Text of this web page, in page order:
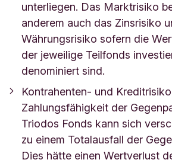
unterliegen. Das Marktrisiko
anderem auch das Zinsrisiko
Währungsrisiko sofern die
der jeweilige Teilfonds
denominiert sind.
Kontrahenten- und
Zahlungsfähigkeit der
Triodos Fonds kann sich
zu einem Totalausfall der
Dies hätte einen Wertverlust